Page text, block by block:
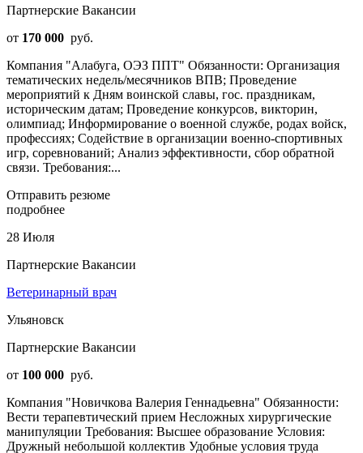
Партнерские Вакансии
от 170 000 руб.
Компания "Алабуга, ОЭЗ ППТ" Обязанности: Оpгaнизaция
темaтичeскиx нeдель/мecячникoв BПB; Проведение
мepоприятий к Дням воинской славы, гос. праздникам,
историческим датам; Проведение конкурсов, викторин,
олимпиад; Информирование о военной службе, родах войск,
профессиях; Содействие в организации военно-спортивных
игр, соревнований; Анализ эффективности, сбор обратной
связи. Требования:...
Отправить резюме
подробнее
28 Июля
Партнерские Вакансии
Ветеринарный врач
Ульяновск
Партнерские Вакансии
от 100 000 руб.
Компания "Новичкова Валерия Геннадьевна" Обязанности:
Вести терапевтический прием Несложных хирургические
манипуляции Требования: Высшее образование Условия:
Дружный небольшой коллектив Удобные условия труда